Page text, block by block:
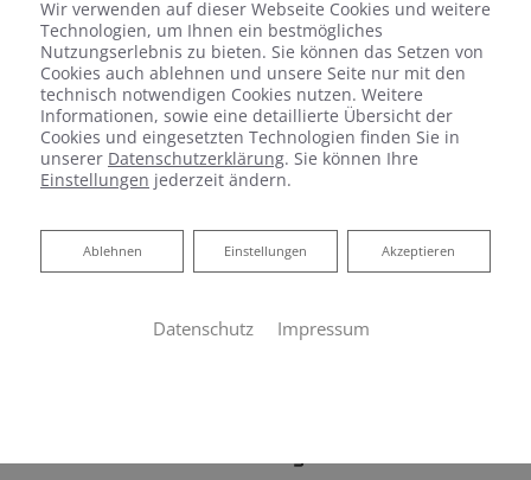
Heizen mit Solarenergie
für nachhaltiges heizen in garbsen
nutzen, um in Ihrem Haus für wohlige Wärme zu
Wir verwenden auf dieser Webseite Cookies und weitere
Technologien, um Ihnen ein bestmögliches
Nutzungserlebnis zu bieten. Sie können das Setzen von
Cookies auch ablehnen und unsere Seite nur mit den
technisch notwendigen Cookies nutzen. Weitere
Informationen, sowie eine detaillierte Übersicht der
Cookies und eingesetzten Technologien finden Sie in
unserer Datenschutzerklärung. Sie können Ihre
Einstellungen jederzeit ändern.
Akzeptieren
Einstellungen
Ablehnen
Ablehnen
Datenschutz Impressum